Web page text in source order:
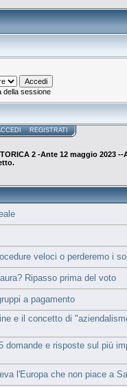
della sessione
REGISTRATI
2 -Ante 12 maggio 2023 --
veloci o perderemo i
Ripasso prima del voto
a pagamento
e il concetto di
domande e risposte sul più
l'Europa che non piace a